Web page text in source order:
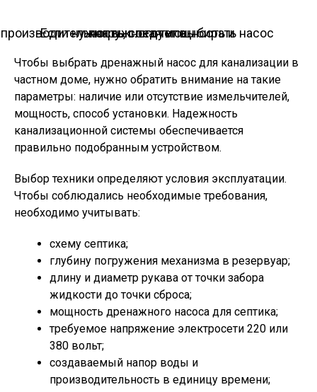
Если нужна высокая мощность и производительность, следует выбирать насос погружного типа
Чтобы выбрать дренажный насос для канализации в
частном доме, нужно обратить внимание на такие
параметры: наличие или отсутствие измельчителей,
мощность, способ установки. Надежность
канализационной системы обеспечивается
правильно подобранным устройством.
Выбор техники определяют условия эксплуатации.
Чтобы соблюдались необходимые требования,
необходимо учитывать:
схему септика;
глубину погружения механизма в резервуар;
длину и диаметр рукава от точки забора
жидкости до точки сброса;
мощность дренажного насоса для септика;
требуемое напряжение электросети 220 или
380 вольт;
создаваемый напор воды и
производительность в единицу времени;